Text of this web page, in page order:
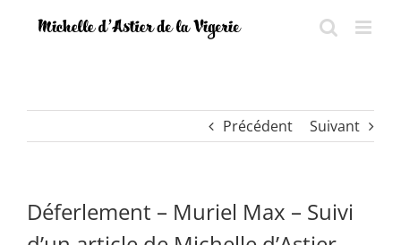
Précédent Suivant
Déferlement – Muriel Max – Suivi